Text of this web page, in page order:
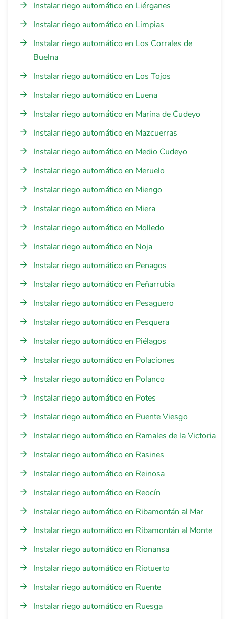
Instalar riego automático en Liérganes
Instalar riego automático en Limpias
Instalar riego automático en Los Corrales de
Buelna
Instalar riego automático en Los Tojos
Instalar riego automático en Luena
Instalar riego automático en Marina de Cudeyo
Instalar riego automático en Mazcuerras
Instalar riego automático en Medio Cudeyo
Instalar riego automático en Meruelo
Instalar riego automático en Miengo
Instalar riego automático en Miera
Instalar riego automático en Molledo
Instalar riego automático en Noja
Instalar riego automático en Penagos
Instalar riego automático en Peñarrubia
Instalar riego automático en Pesaguero
Instalar riego automático en Pesquera
Instalar riego automático en Piélagos
Instalar riego automático en Polaciones
Instalar riego automático en Polanco
Instalar riego automático en Potes
Instalar riego automático en Puente Viesgo
Instalar riego automático en Ramales de la Victoria
Instalar riego automático en Rasines
Instalar riego automático en Reinosa
Instalar riego automático en Reocín
Instalar riego automático en Ribamontán al Mar
Instalar riego automático en Ribamontán al Monte
Instalar riego automático en Rionansa
Instalar riego automático en Riotuerto
Instalar riego automático en Ruente
Instalar riego automático en Ruesga